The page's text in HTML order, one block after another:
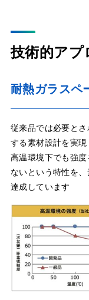
技術的アプ
耐熱ガラスペ
従来品では必要と
する素材設計を実現
高温環境下でも強
ないという特性を
達成しています